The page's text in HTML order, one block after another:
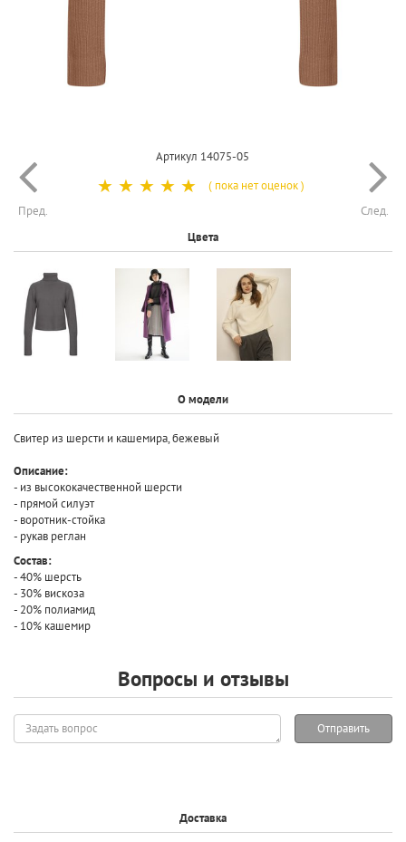
Пред.
Артикул 14075-05
След.
☆
☆
☆
☆
☆ ( пока нет оценок )
Цвета
О модели
Свитер из шерсти и кашемира, бежевый
Описание:
- из высококачественной шерсти
- прямой силуэт
- воротник-стойка
- рукав реглан
Состав:
- 40% шерсть
- 30% вискоза
- 20% полиамид
- 10% кашемир
Вопросы и отзывы
Задать
вопрос
Отправить
Доставка